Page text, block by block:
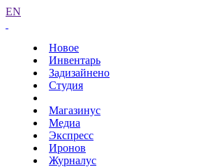
EN
Новое
Инвентарь
Задизайнено
Студия
Магазинус
Медиа
Экспресс
Иронов
Журналус